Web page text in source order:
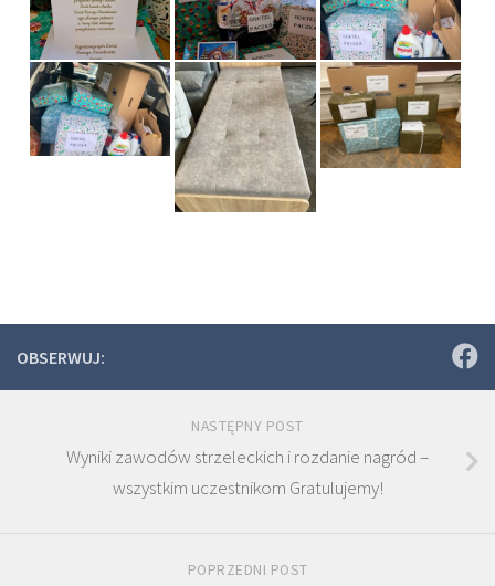
OBSERWUJ:
NASTĘPNY POST
Wyniki zawodów strzeleckich i rozdanie nagród –
wszystkim uczestnikom Gratulujemy!
POPRZEDNI POST